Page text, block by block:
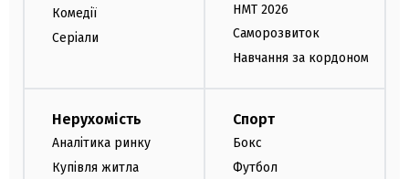
Комедії
Серіали
НМТ 2026
Саморозвиток
Навчання за кордоном
Нерухомість
Аналітика ринку
Купівля житла
Спорт
Бокс
Футбол